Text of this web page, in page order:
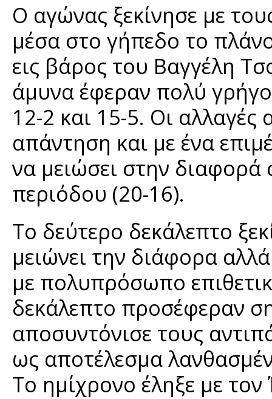
Ο αγώνας ξεκίνησε με
μέσα στο γήπεδο το
εις βάρος του Βαγγέλη
άμυνα έφεραν πολύ
12-2 και 15-5. Οι
απάντηση και με ένα
να μειώσει στην
περιόδου (20-16).
Το δεύτερο δεκάλεπτο
μειώνει την διάφορα
με πολυπρόσωπο
δεκάλεπτο προσέφεραν
αποσυντόνισε τους
ως αποτέλεσμα
Το ημίχρονο έληξε με